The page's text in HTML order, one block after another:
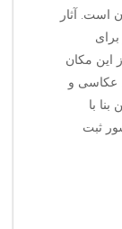
است. آثار
این مکان
عکاسی و
با
کشور ثبت